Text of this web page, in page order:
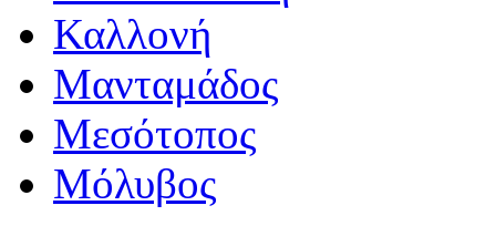
Καλλονή
Μανταμάδος
Μεσότοπος
Μόλυβος